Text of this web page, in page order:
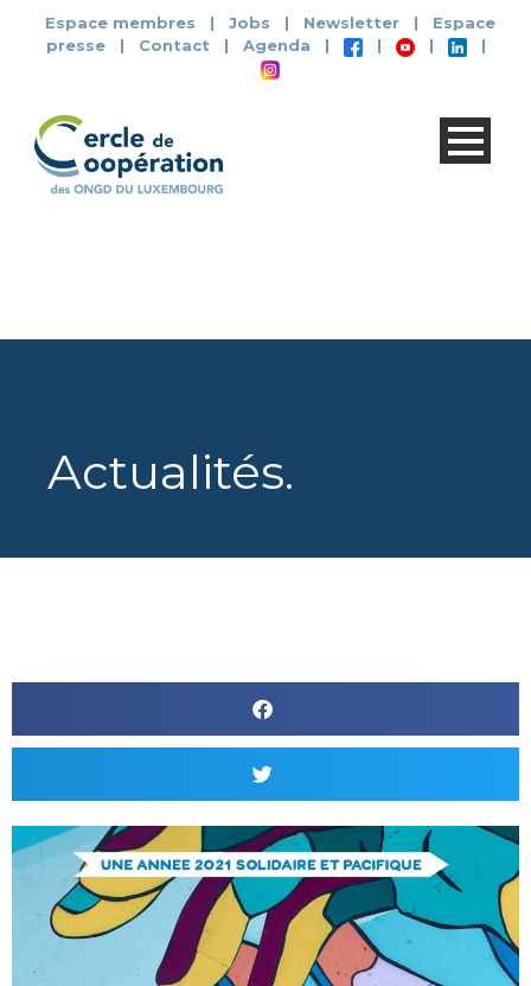
Espace membres | Jobs | Newsletter |
Espace
presse
| Contact | Agenda | | | |
Actualités.